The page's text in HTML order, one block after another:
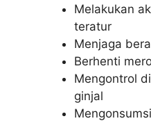
Melakukan
teratur
Menjaga
Berhenti
Mengontrol
ginjal